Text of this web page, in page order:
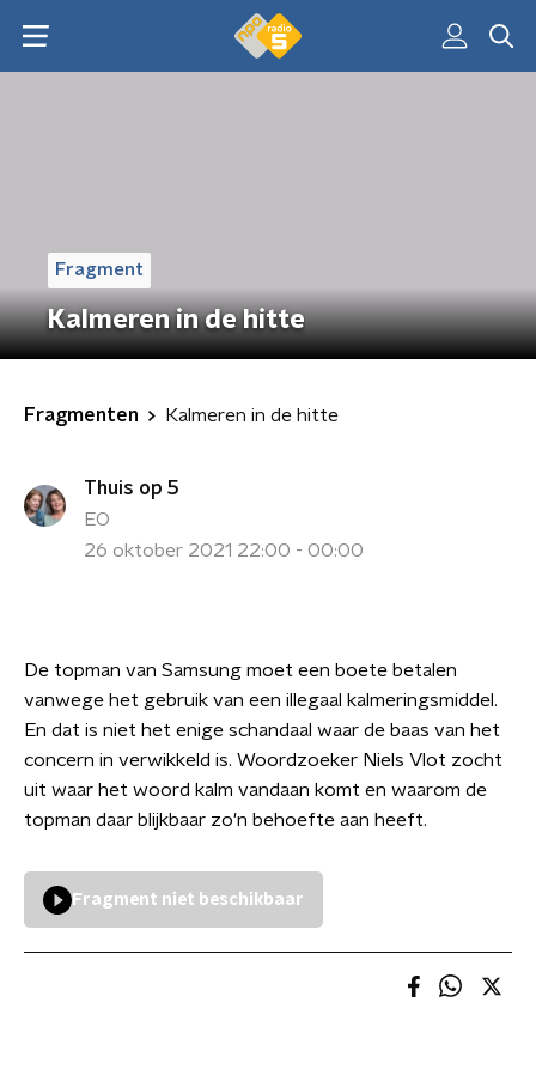
Fragment
Kalmeren in de hitte
Fragmenten Kalmeren in de hitte
Thuis op 5
EO
26 oktober 2021 22:00 - 00:00
De topman van Samsung moet een boete betalen
vanwege het gebruik van een illegaal kalmeringsmiddel.
En dat is niet het enige schandaal waar de baas van het
concern in verwikkeld is. Woordzoeker Niels Vlot zocht
uit waar het woord kalm vandaan komt en waarom de
topman daar blijkbaar zo'n behoefte aan heeft.
Fragment niet beschikbaar